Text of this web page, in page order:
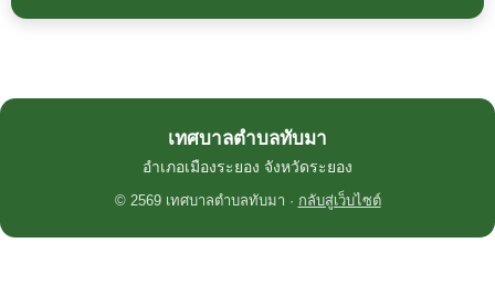
เทศบาลตำบลทับมา
อำเภอเมืองระยอง จังหวัดระยอง
© 2569 เทศบาลตำบลทับมา · กลับสู่เว็บไซต์